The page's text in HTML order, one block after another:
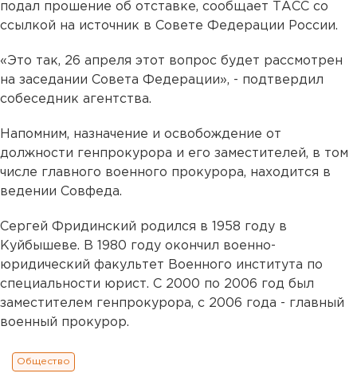
подал прошение об отставке, сообщает ТАСС со
ссылкой на источник в Совете Федерации России.
«Это так, 26 апреля этот вопрос будет рассмотрен
на заседании Совета Федерации», - подтвердил
собеседник агентства.
Напомним, назначение и освобождение от
должности генпрокурора и его заместителей, в том
числе главного военного прокурора, находится в
ведении Совфеда.
Сергей Фридинский родился в 1958 году в
Куйбышеве. В 1980 году окончил военно-
юридический факультет Военного института по
специальности юрист. С 2000 по 2006 год был
заместителем генпрокурора, с 2006 года - главный
военный прокурор.
Общество